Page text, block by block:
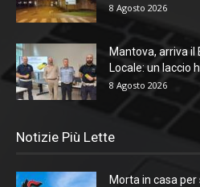
8 Agosto 2026
Mantova, arriva il
Locale: un laccio
8 Agosto 2026
Notizie Più Lette
Morta in casa